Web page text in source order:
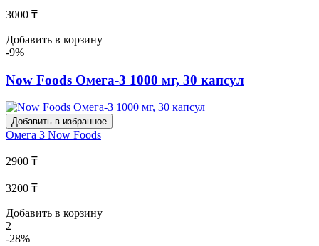
3000 ₸
Добавить в корзину
-9%
Now Foods Омега-3 1000 мг, 30 капсул
Добавить в избранное
Омега 3 Now Foods
2900 ₸
3200 ₸
Добавить в корзину
2
-28%